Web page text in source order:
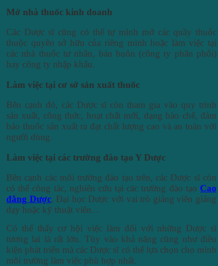
Mở nhà thuốc kinh doanh
Các Dược sĩ cũng có thể tự mình mở các quầy thuốc
thuộc quyền sở hữu của riêng mình hoặc làm việc tại
các nhà thuốc tư nhân, bán buôn (công ty phân phối)
hay công ty nhập khẩu.
Làm việc tại cơ sở sản xuất thuốc
Bên cạnh đó, các Dược sĩ còn tham gia vào quy trình
sản xuất, công thức, hoạt chất mới, dạng bào chế, đảm
bảo thuốc sản xuất ra đạt chất lượng cao và an toàn với
người dùng.
Làm việc tại các trường đào tạo Y Dược
Bên cạnh các môi trường đào tạo trên, các Dược sĩ còn
có thể công tác, nghiên cứu tại các trường đào tạo Cao
đẳng Dược, Đại học Dược với vai trò giảng viên giảng
dạy hoặc kỹ thuật viên…
Có thể thấy cơ hội việc làm đối với những Dược sĩ
tương lai là rất lớn. Tùy vào khả năng cũng như điều
kiện phát triển mà các Dược sĩ có thể lựa chọn cho mình
môi trường làm việc phù hợp nhất.